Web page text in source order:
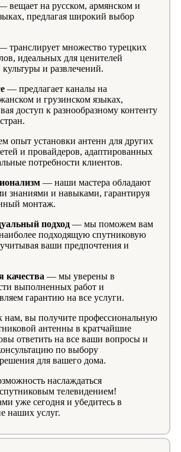
вещает на русском, армянском и
предлагая широкий выбор
транслирует множество турецких
идеальных для ценителей
культуры и развлечений.
— предлагает каналы на
и грузинском языках,
доступ к разнообразному контенту
опыт установки антенн для других
и провайдеров, адаптированных
потребности клиентов.
— наши мастера обладают
знаниями и навыками, гарантируя
монтаж.
подход — мы поможем вам
подходящую спутниковую
ваши предпочтения и
качества — мы уверены в
выполненных работ и
гарантию на все услуги.
нам, вы получите профессиональную
антенны в кратчайшие
ответить на все ваши вопросы и
по выбору
для вашего дома.
наслаждаться
телевидением!
уже сегодня и убедитесь в
наших услуг.